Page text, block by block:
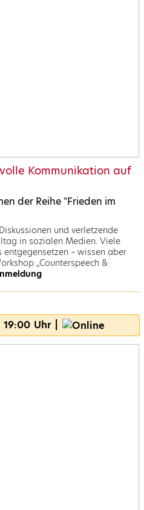
Kommunikation auf
der Reihe "Frieden im
und verletzende
in sozialen Medien. Viele
– wissen aber
„Counterspeech &
Uhr |